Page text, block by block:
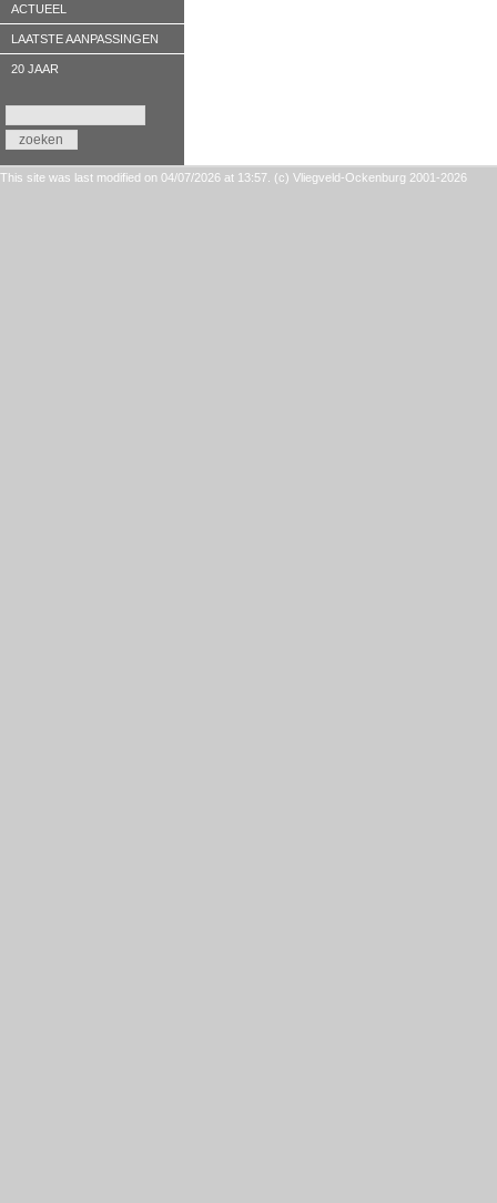
ACTUEEL
LAATSTE AANPASSINGEN
20 JAAR
This site was last modified on 04/07/2026 at 13:57. (c) Vliegveld-Ockenburg 2001-2026